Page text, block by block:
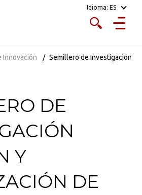
Idioma: ES
Innovación Semillero de Investigación
DE
Y
DE